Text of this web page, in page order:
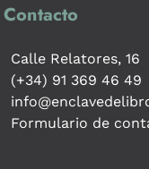
Contacto
Calle Relatores, 16
(+34) 91 369 46 49
Formulario de